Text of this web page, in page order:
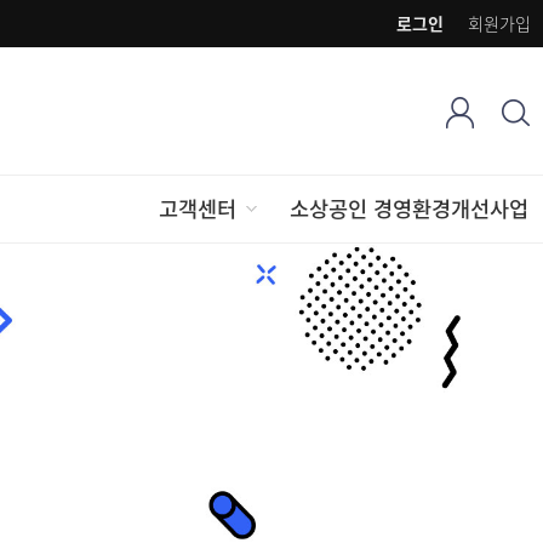
회원가입
로그인
고객센터 소상공인 경영환경개선사업